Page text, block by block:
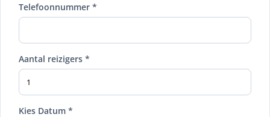
Telefoonnummer *
Aantal reizigers *
Kies Datum *